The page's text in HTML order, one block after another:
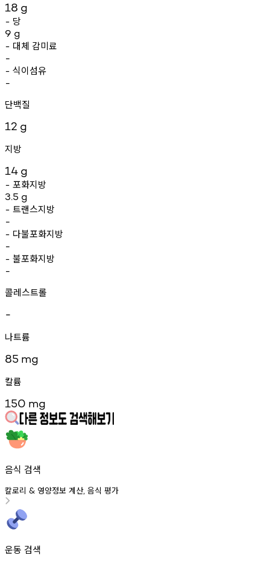
18 g
- 당
9 g
- 대체 감미료
-
- 식이섬유
-
단백질
12 g
지방
14 g
- 포화지방
3.5 g
- 트랜스지방
-
- 다불포화지방
-
- 불포화지방
-
콜레스트롤
-
나트륨
85 mg
칼륨
150 mg
음식 검색
칼로리 & 영양정보 계산, 음식 평가
운동 검색